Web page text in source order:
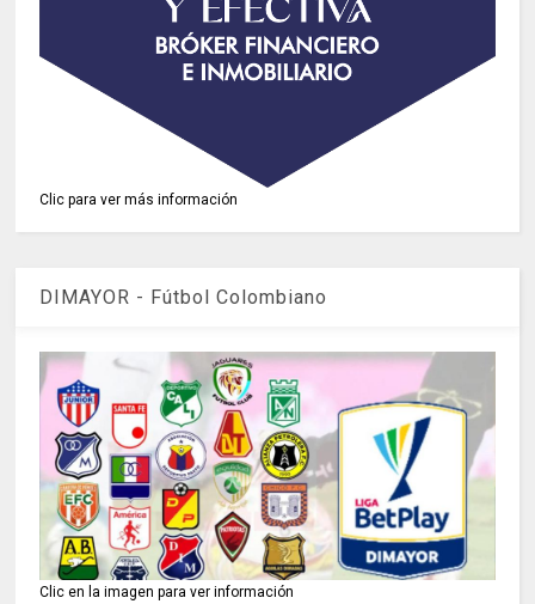
Clic para ver más información
DIMAYOR - Fútbol Colombiano
Clic en la imagen para ver información